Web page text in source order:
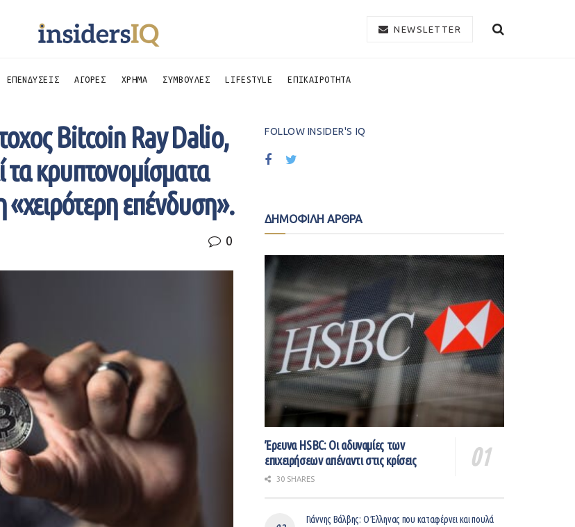
NEWSLETTER
ΕΠΕΝΔΥΣΕΙΣ ΑΓΟΡΕΣ ΧΡΗΜΑ ΣΥΜΒΟΥΛΕΣ LIFESTYLE ΕΠΙΚΑΙΡΟΤΗΤΑ
Bitcoin Ray Dalio,
τα κρυπτονομίσματα
επένδυση».
0
FOLLOW INSIDER'S IQ
ΔΗΜΟΦΙΛΗ ΑΡΘΡΑ
Έρευνα HSBC: Οι αδυναμίες των
επιχειρήσεων απέναντι στις κρίσεις
30 SHARES
Γιάννης Βάλβης: O Έλληνας που καταφέρνει και πουλά